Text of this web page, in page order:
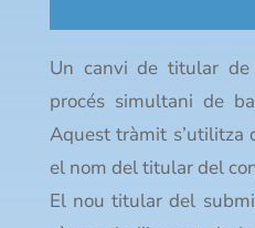
Un canvi de titular
procés simultani de
Aquest tràmit s’utilitza
el nom del titular del
El nou titular del